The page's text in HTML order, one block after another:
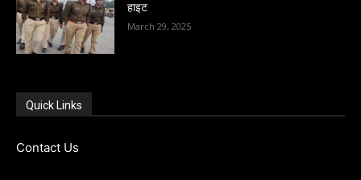
हाइट
March 29, 2025
Quick Links
Contact Us